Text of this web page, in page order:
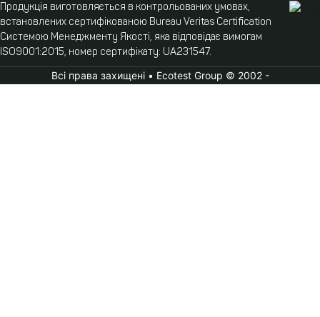
Продукція виготовляється в контрольованих умовах,
встановлених сертифікованою Bureau Veritas Certification
Системою Менеджменту Якості, яка відповідає вимогам
ISO9001:2015, номер сертифікату: UA231547.
Всі права захищені • Ecotest Group © 2002 -